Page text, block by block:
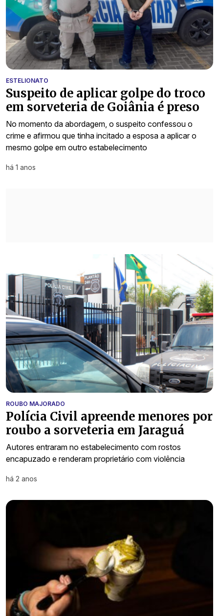
ESTELIONATO
Suspeito de aplicar golpe do troco
em sorveteria de Goiânia é preso
No momento da abordagem, o suspeito confessou o
crime e afirmou que tinha incitado a esposa a aplicar o
mesmo golpe em outro estabelecimento
há 1 anos
ROUBO MAJORADO
Polícia Civil apreende menores por
roubo a sorveteria em Jaraguá
Autores entraram no estabelecimento com rostos
encapuzado e renderam proprietário com violência
há 2 anos